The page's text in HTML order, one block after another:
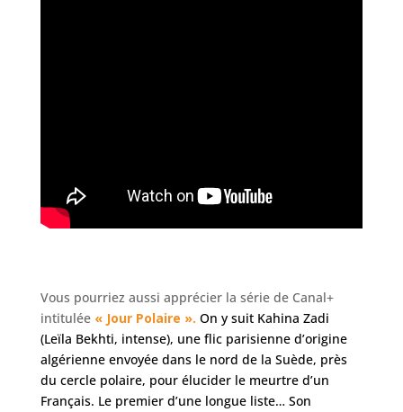
Vous pourriez aussi apprécier la série de Canal+
intitulée « Jour Polaire ». On y suit Kahina Zadi
(Leïla Bekhti, intense), une flic parisienne d’origine
algérien­ne envoyée dans le nord de la Suède, près
du cercle polaire, pour élucider le meurtre d’un
Français. Le premier d’une longue liste… Son